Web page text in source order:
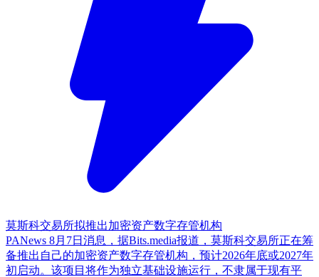
莫斯科交易所拟推出加密资产数字存管机构
PANews 8月7日消息，据Bits.media报道，莫斯科交易所正在筹
备推出自己的加密资产数字存管机构，预计2026年底或2027年
初启动。该项目将作为独立基础设施运行，不隶属于现有平